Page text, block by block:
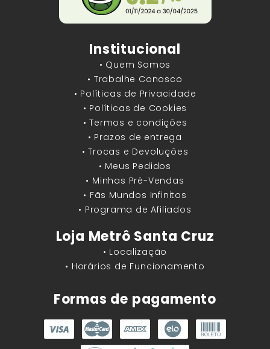
Institucional
• Quem Somos
• Trabalhe Conosco
• Políticas de Privacidade
• Políticas de Cookies
• Termos e condições
• Prazos de entrega
• Trocas e Devoluções
• Meus Pedidos
• Minhas Pré-Vendas
• Fãs Mundos Infinitos
• Programa de Afiliados
Loja Metrô Santa Cruz
• Localização
• Horários de Funcionamento
Formas de pagamento